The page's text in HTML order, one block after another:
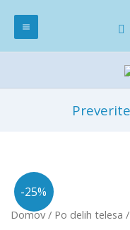
-25%
Domov/ Po delih telesa